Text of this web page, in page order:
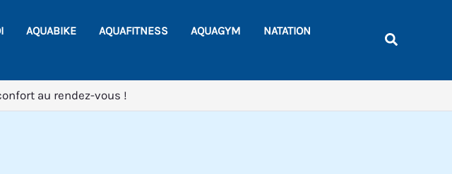
AQUABIKE AQUAFITNESS AQUAGYM
NATATION
au rendez-vous !